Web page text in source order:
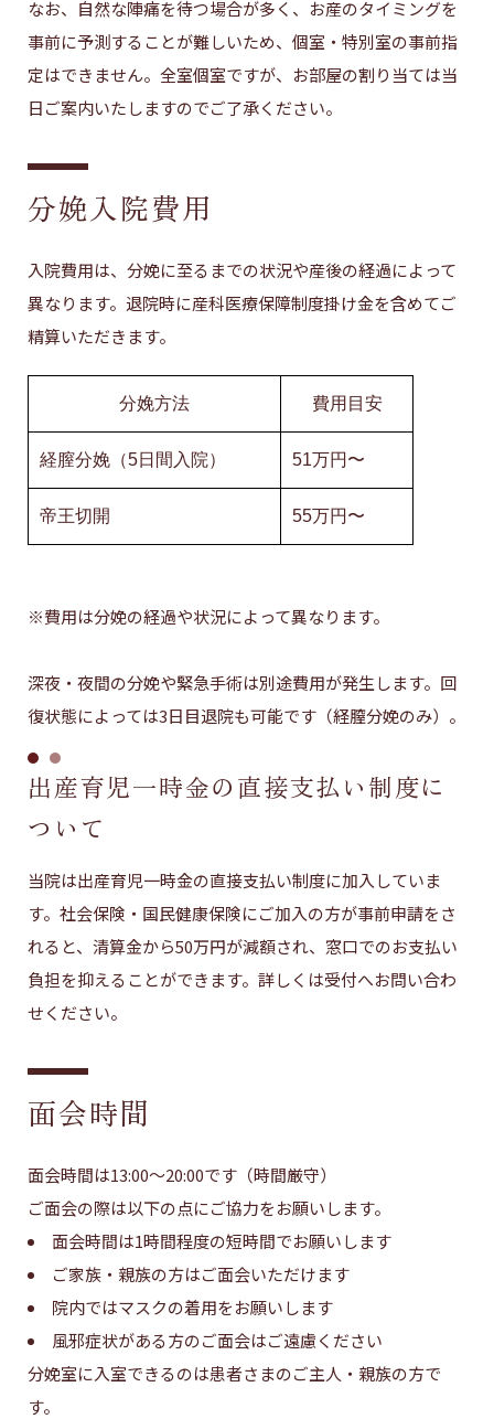
なお、自然な陣痛を待つ場合が多く、お産のタイミングを
事前に予測することが難しいため、個室・特別室の事前指
定はできません。全室個室ですが、お部屋の割り当ては当
日ご案内いたしますのでご了承ください。
分娩入院費用
入院費用は、分娩に至るまでの状況や産後の経過によって
異なります。退院時に産科医療保障制度掛け金を含めてご
精算いただきます。
分娩方法 費用目安
経膣分娩（5日間入院） 51万円〜
帝王切開 55万円〜
※費用は分娩の経過や状況によって異なります。
深夜・夜間の分娩や緊急手術は別途費用が発生します。回
復状態によっては3日目退院も可能です（経膣分娩のみ）。
出産育児一時金の直接支払い制度に
ついて
当院は出産育児一時金の直接支払い制度に加入していま
す。社会保険・国民健康保険にご加入の方が事前申請をさ
れると、清算金から50万円が減額され、窓口でのお支払い
負担を抑えることができます。詳しくは受付へお問い合わ
せください。
面会時間
面会時間は13:00〜20:00です（時間厳守）
ご面会の際は以下の点にご協力をお願いします。
面会時間は1時間程度の短時間でお願いします
ご家族・親族の方はご面会いただけます
院内ではマスクの着用をお願いします
風邪症状がある方のご面会はご遠慮ください
分娩室に入室できるのは患者さまのご主人・親族の方で
す。